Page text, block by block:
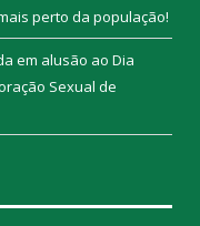
perto da população!
em alusão ao Dia
Sexual de